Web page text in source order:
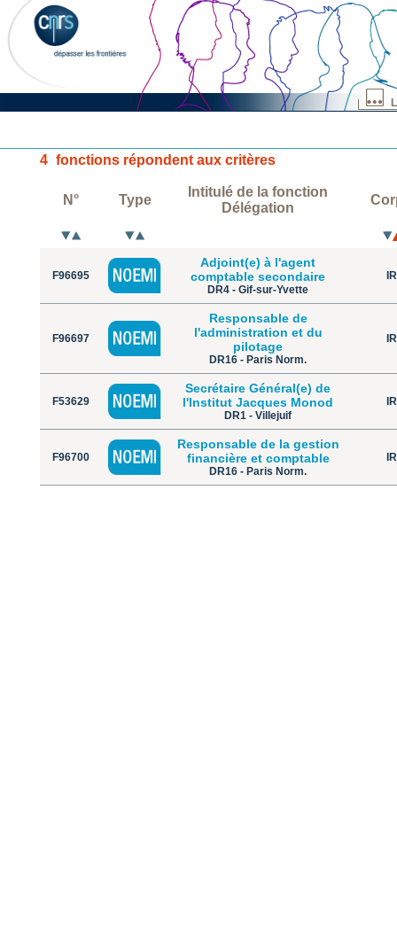
4 fonctions répondent aux critères
N° Type
Intitulé de la fonction
Délégation
F96695
Adjoint(e) à l'agent
comptable secondaire
DR4 - Gif-sur-Yvette
IR
F96697
Responsable de
l'administration et du
pilotage
DR16 - Paris Norm.
IR
F53629
Secrétaire Général(e) de
l'Institut Jacques Monod
DR1 - Villejuif
IR
F96700
Responsable de la gestion
financière et comptable
DR16 - Paris Norm.
IR